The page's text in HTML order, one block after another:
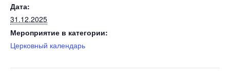
Дата:
31.12.2025
Мероприятие в категории:
Церковный календарь